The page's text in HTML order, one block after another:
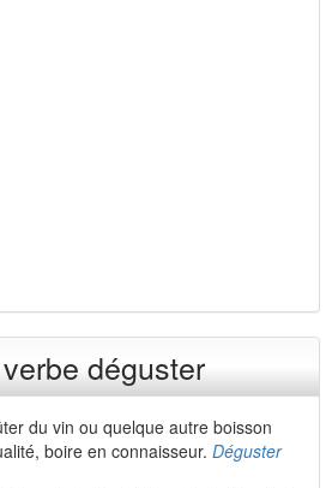
déguster
du vin ou quelque autre boisson
boire en connaisseur. Déguster